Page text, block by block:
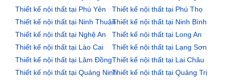
Thiết kế nội thất tại Phú Yên
Thiết kế nội thất tại Phú Thọ
Thiết kế nội thất tại Ninh ThuậnThiết kế nội thất tại Ninh Bình
Thiết kế nội thất tại Nghệ An
Thiết kế nội thất tại Long An
Thiết kế nội thất tại Lào Cai
Thiết kế nội thất tại Lạng Sơn
Thiết kế nội thất tại Lâm ĐồngThiết kế nội thất tại Lai Châu
Thiết kế nội thất tại Quảng NinhThiết kế nội thất tại Quảng Trị